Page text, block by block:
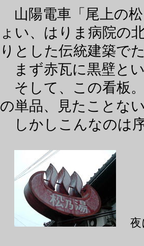
山陽電車「尾上の
ょい、はりま病院の
りとした伝統建築で
まず赤瓦に黒壁と
そして、この看板
の単品、見たことな
しかしこんなのは